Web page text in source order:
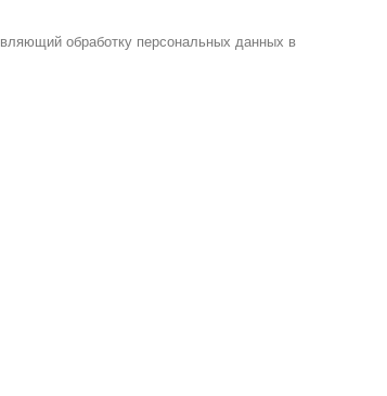
обработку персональных данных в